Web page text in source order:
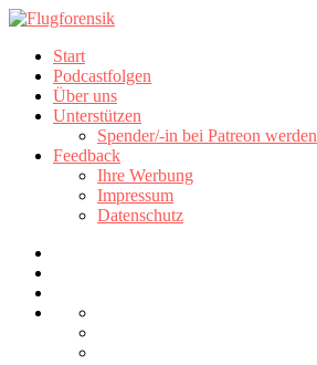
Start
Podcastfolgen
Über uns
Unterstützen
Spender/-in bei Patreon werden
Feedback
Ihre Werbung
Impressum
Datenschutz